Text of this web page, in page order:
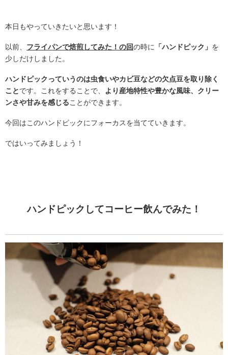
本日もやっていきたいと思います！
以前、 フライパンで焙煎してみた！の回の時に 「ハンドピック」 を
少しだけしました。
ハンドピックっていうのは虫食いやカビ豆などの欠点豆を取り除く
ことです。これをすることで、 より産地特性や豊かな風味、クリー
ンさや甘みを感じることができます。
今回はこのハンドピックにフォーカスを当てていきます。
ではいってみましょう！
ハンドピックしてコーヒー飲んでみた！